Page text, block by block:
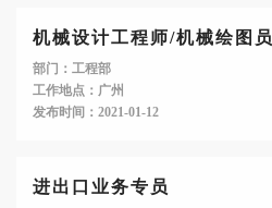
机械设计工程师/机械绘图员
部门：工程部
工作地点：广州
发布时间：2021-01-12
进出口业务专员